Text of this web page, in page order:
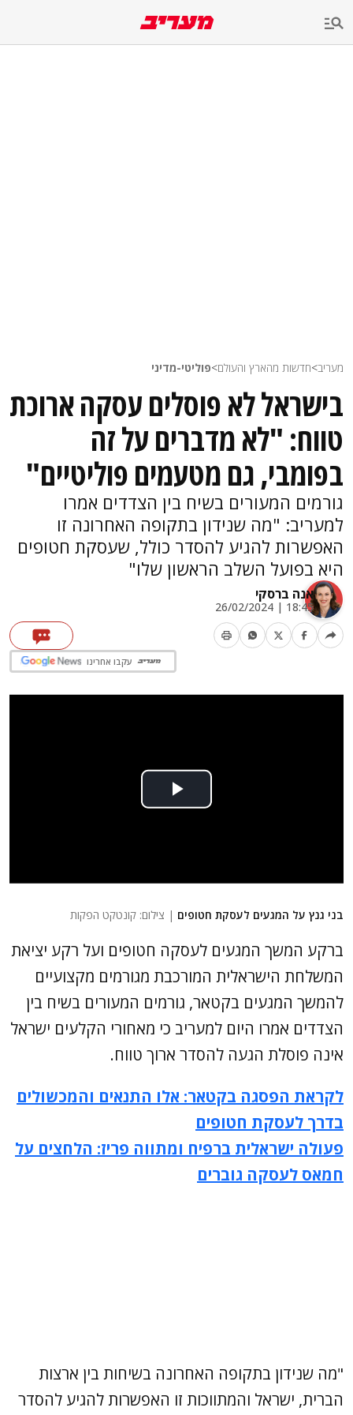
מעריב>חדשות מהארץ והעולם>פוליטי-מדיני
בישראל לא פוסלים עסקה ארוכת
טווח: "לא מדברים על זה
בפומבי, גם מטעמים פוליטיים"
גורמים המעורים בשיח בין הצדדים אמרו
למעריב: "מה שנידון בתקופה האחרונה זו
האפשרות להגיע להסדר כולל, שעסקת חטופים
היא בפועל השלב הראשון שלו"
אנה ברסקי
18:45 | 26/02/2024
עקבו אחרינו
בני גנץ על המגעים לעסקת חטופים | צילום: קונטקט הפקות
ברקע המשך המגעים לעסקה חטופים ועל רקע יציאת
המשלחת הישראלית המורכבת מגורמים מקצועיים
להמשך המגעים בקטאר, גורמים המעורים בשיח בין
הצדדים אמרו היום למעריב כי מאחורי הקלעים ישראל
אינה פוסלת הגעה להסדר ארוך טווח.
לקראת הפסגה בקטאר: אלו התנאים והמכשולים
בדרך לעסקת חטופים
פעולה ישראלית ברפיח ומתווה פריז: הלחצים על
חמאס לעסקה גוברים
"מה שנידון בתקופה האחרונה בשיחות בין ארצות
הברית, ישראל והמתווכות זו האפשרות להגיע להסדר